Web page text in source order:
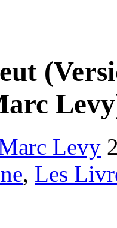
Levy
, Les